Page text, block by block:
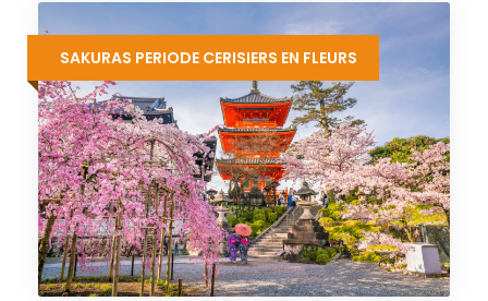
SAKURAS PERIODE CERISIERS EN FLEURS